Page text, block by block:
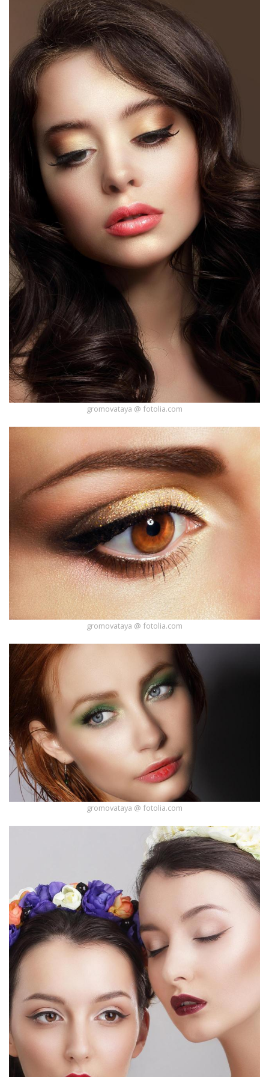
gromovataya @ fotolia.com
gromovataya @ fotolia.com
gromovataya @ fotolia.com